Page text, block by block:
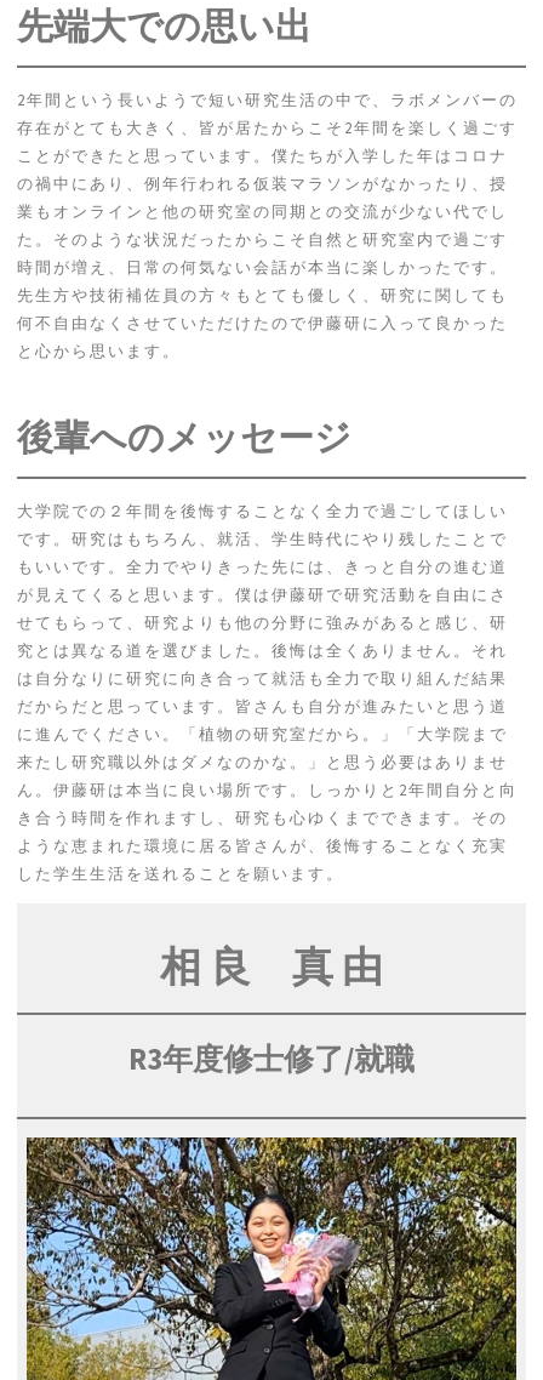
先端大での思い出
2年間という長いようで短い研究生活の中で、ラボメンバーの
存在がとても大きく、皆が居たからこそ2年間を楽しく過ごす
ことができたと思っています。僕たちが入学した年はコロナ
の禍中にあり、例年行われる仮装マラソンがなかったり、授
業もオンラインと他の研究室の同期との交流が少ない代でし
た。そのような状況だったからこそ自然と研究室内で過ごす
時間が増え、日常の何気ない会話が本当に楽しかったです。
先生方や技術補佐員の方々もとても優しく、研究に関しても
何不自由なくさせていただけたので伊藤研に入って良かった
と心から思います。
後輩へのメッセージ
大学院での２年間を後悔することなく全力で過ごしてほしい
です。研究はもちろん、就活、学生時代にやり残したことで
もいいです。全力でやりきった先には、きっと自分の進む道
が見えてくると思います。僕は伊藤研で研究活動を自由にさ
せてもらって、研究よりも他の分野に強みがあると感じ、研
究とは異なる道を選びました。後悔は全くありません。それ
は自分なりに研究に向き合って就活も全力で取り組んだ結果
だからだと思っています。皆さんも自分が進みたいと思う道
に進んでください。「植物の研究室だから。」「大学院まで
来たし研究職以外はダメなのかな。」と思う必要はありませ
ん。伊藤研は本当に良い場所です。しっかりと2年間自分と向
き合う時間を作れますし、研究も心ゆくまでできます。その
ような恵まれた環境に居る皆さんが、後悔することなく充実
した学生生活を送れることを願います。
相 良 真 由
R3年度修士修了/就職